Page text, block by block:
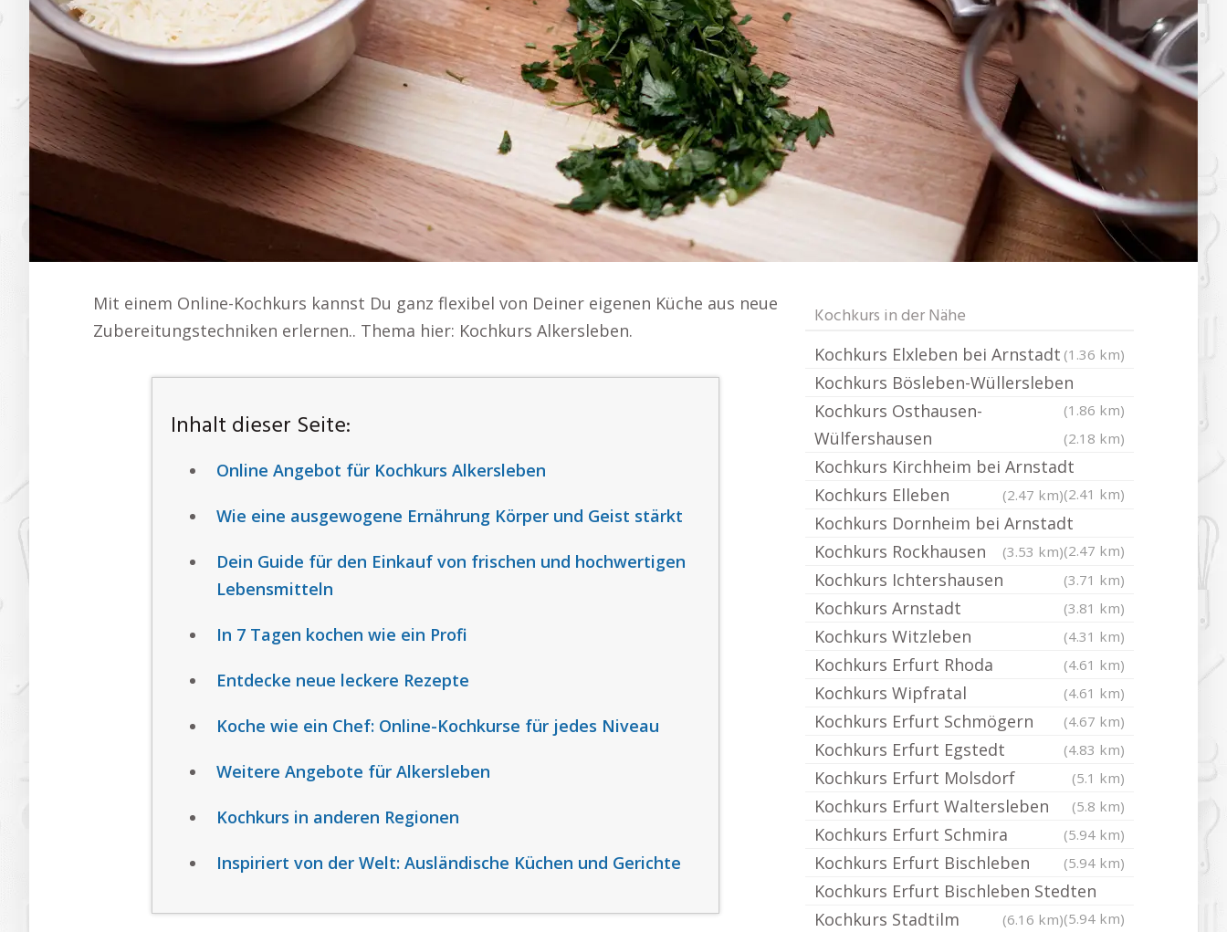
Mit einem Online-Kochkurs kannst Du ganz flexibel von Deiner eigenen Küche aus neue
Zubereitungstechniken erlernen.. Thema hier: Kochkurs Alkersleben.
Inhalt dieser Seite:
Online Angebot für Kochkurs Alkersleben
Wie eine ausgewogene Ernährung Körper und Geist stärkt
Dein Guide für den Einkauf von frischen und hochwertigen
Lebensmitteln
In 7 Tagen kochen wie ein Profi
Entdecke neue leckere Rezepte
Koche wie ein Chef: Online-Kochkurse für jedes Niveau
Weitere Angebote für Alkersleben
Kochkurs in anderen Regionen
Inspiriert von der Welt: Ausländische Küchen und Gerichte
Kochkurs in der Nähe
Kochkurs Elxleben bei Arnstadt (1.36 km)
Kochkurs Bösleben-Wüllersleben
(1.86 km)
Kochkurs Osthausen-
Wülfershausen
(2.18 km)
Kochkurs Kirchheim bei Arnstadt
(2.41 km)
Kochkurs Elleben (2.47 km)
Kochkurs Dornheim bei Arnstadt
(2.47 km)
Kochkurs Rockhausen (3.53 km)
Kochkurs Ichtershausen (3.71 km)
Kochkurs Arnstadt (3.81 km)
Kochkurs Witzleben (4.31 km)
Kochkurs Erfurt Rhoda (4.61 km)
Kochkurs Wipfratal (4.61 km)
Kochkurs Erfurt Schmögern (4.67 km)
Kochkurs Erfurt Egstedt (4.83 km)
Kochkurs Erfurt Molsdorf (5.1 km)
Kochkurs Erfurt Waltersleben (5.8 km)
Kochkurs Erfurt Schmira (5.94 km)
Kochkurs Erfurt Bischleben (5.94 km)
Kochkurs Erfurt Bischleben Stedten
(5.94 km)
Kochkurs Stadtilm (6.16 km)